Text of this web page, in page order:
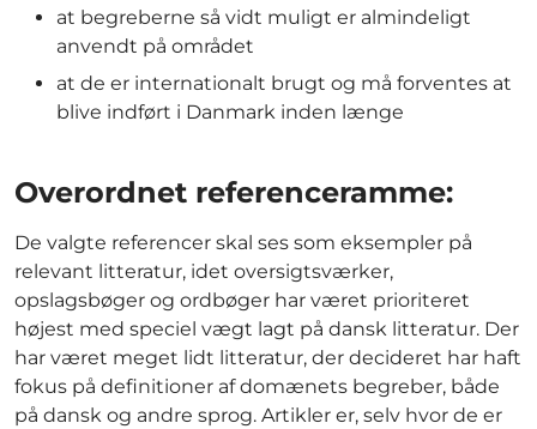
at begreberne så vidt muligt er almindeligt
anvendt på området
at de er internationalt brugt og må forventes at
blive indført i Danmark inden længe
Overordnet referenceramme:
De valgte referencer skal ses som eksempler på
relevant litteratur, idet oversigtsværker,
opslagsbøger og ordbøger har været prioriteret
højest med speciel vægt lagt på dansk litteratur. Der
har været meget lidt litteratur, der decideret har haft
fokus på definitioner af domænets begreber, både
på dansk og andre sprog. Artikler er, selv hvor de er